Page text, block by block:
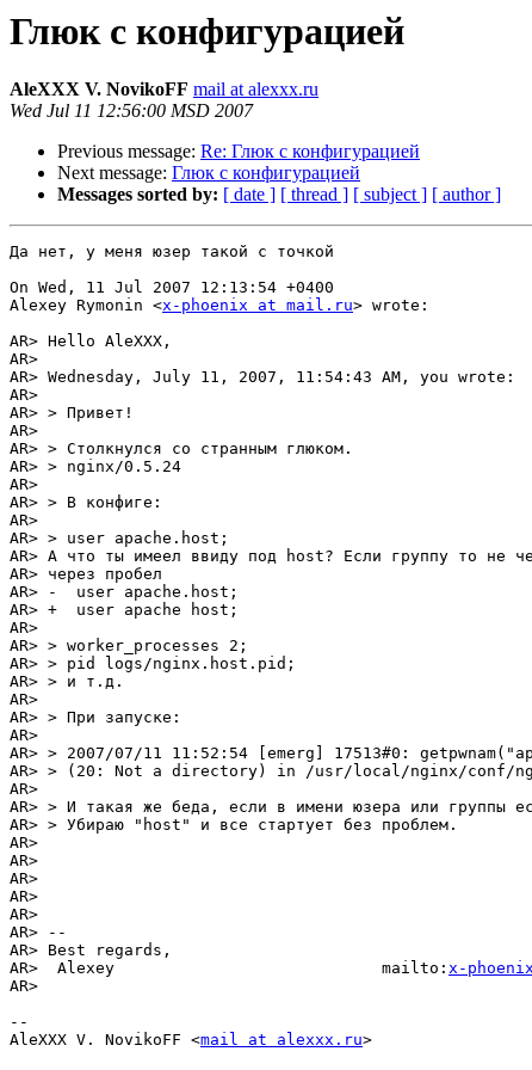
Глюк с конфигурацией
AleXXX V. NovikoFF mail at alexxx.ru
Wed Jul 11 12:56:00 MSD 2007
Previous message: Re: Глюк с конфигурацией
Next message: Глюк с конфигурацией
Messages sorted by: [ date ] [ thread ] [ subject ] [ author ]
Да нет, у меня юзер такой с точкой
On Wed, 11 Jul 2007 12:13:54 +0400
Alexey Rymonin <x-phoenix at mail.ru> wrote:
AR> Hello AleXXX,
AR>
AR> Wednesday, July 11, 2007, 11:54:43 AM, you wrote:
AR>
AR> > Привет!
AR>
AR> > Столкнулся со странным глюком.
AR> > nginx/0.5.24
AR>
AR> > В конфиге:
AR>
AR> > user apache.host;
AR> А что ты имеел ввиду под host? Если группу то не
AR> через пробел
AR> -  user apache.host;
AR> +  user apache host;
AR>
AR> > worker_processes 2;
AR> > pid logs/nginx.host.pid;
AR> > и т.д.
AR>
AR> > При запуске:
AR>
AR> > 2007/07/11 11:52:54 [emerg] 17513#0:
AR> > (20: Not a directory) in /usr/local/nginx/conf/
AR>
AR> > И такая же беда, если в имени юзера или группы
AR> > Убираю "host" и все стартует без проблем.
AR>
AR>
AR>
AR>
AR>
AR> --
AR> Best regards,
AR>  Alexey                            mailto: x-
AR>
--
AleXXX V. NovikoFF <mail at alexxx.ru>